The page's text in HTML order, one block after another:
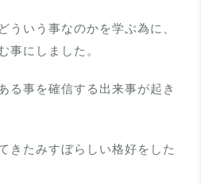
ういう事なのかを学ぶ為に、
事にしました。
る事を確信する出来事が起き
きたみすぼらしい格好をした